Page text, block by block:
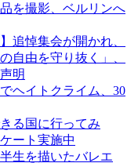
を撮影、ベルリンへ
追悼集会が開かれ、
自由を守り抜く」、
明
ヘイトクライム、30
る国に行ってみ
ート実施中
生を描いたバレエ